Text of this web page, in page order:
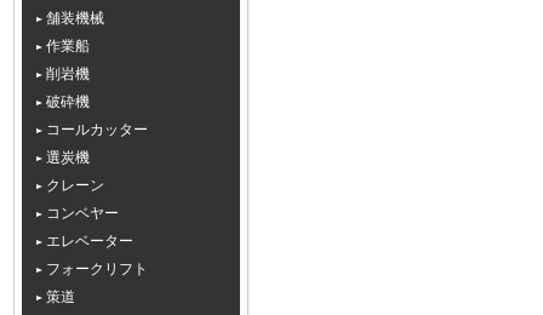
舗装機械
作業船
削岩機
破砕機
コールカッター
選炭機
クレーン
コンベヤー
エレベーター
フォークリフト
策道